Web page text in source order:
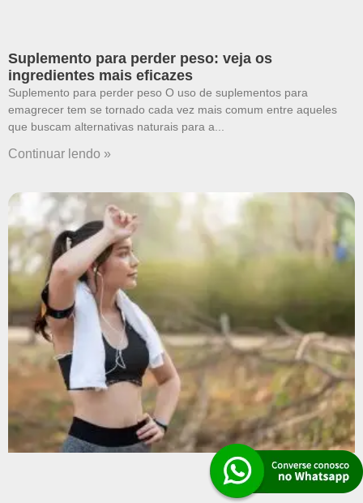
Suplemento para perder peso: veja os
ingredientes mais eficazes
Suplemento para perder peso O uso de suplementos para
emagrecer tem se tornado cada vez mais comum entre aqueles
que buscam alternativas naturais para a
Continuar lendo »